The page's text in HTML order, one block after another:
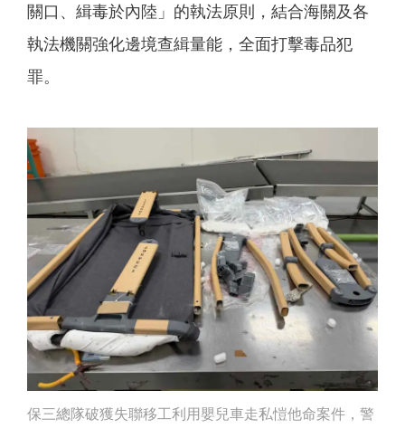
關口、緝毒於內陸」的執法原則，結合海關及各
執法機關強化邊境查緝量能，全面打擊毒品犯
罪。
保三總隊破獲失聯移工利用嬰兒車走私愷他命案件，警